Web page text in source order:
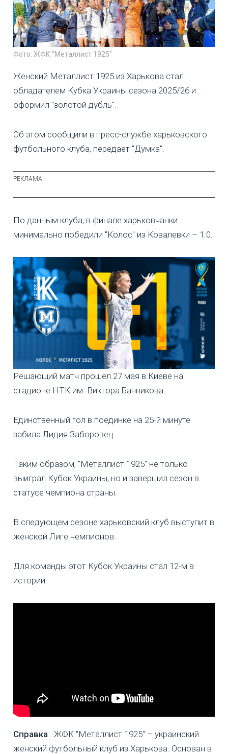
Фото: ЖФК "Металлист 1925"
Женский Металлист 1925 из Харькова стал
обладателем Кубка Украины сезона 2025/26 и
оформил "золотой дубль".
Об этом сообщили в пресс-службе харьковского
футбольного клуба, передает "Думка".
По данным клуба, в финале харьковчанки
минимально победили "Колос" из Ковалевки – 1:0.
Решающий матч прошел 27 мая в Киеве на
стадионе НТК им. Виктора Банникова.
Единственный гол в поединке на 25-й минуте
забила Лидия Заборовец.
Таким образом, "Металлист 1925" не только
выиграл Кубок Украины, но и завершил сезон в
статусе чемпиона страны.
В следующем сезоне харьковский клуб выступит в
женской Лиге чемпионов.
Для команды этот Кубок Украины стал 12-м в
истории.
Справка . ЖФК "Металлист 1925" – украинский
женский футбольный клуб из Харькова. Основан в